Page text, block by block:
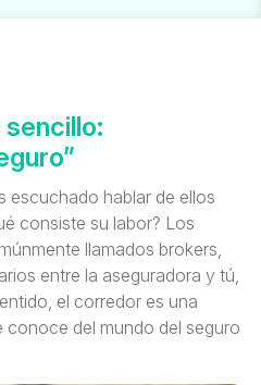
escuchado hablar de ellos
consiste su labor? Los
llamados brokers,
entre la aseguradora y tú,
el corredor es una
conoce del mundo del seguro